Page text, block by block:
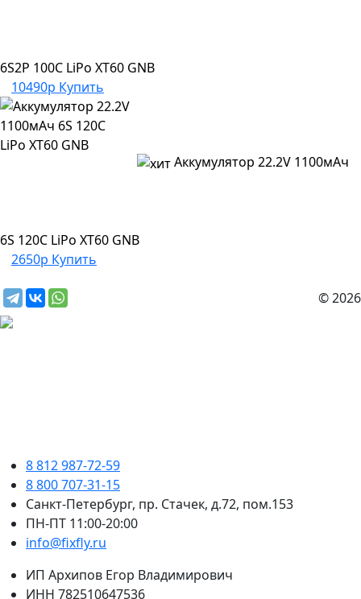
6S2P 100C LiPo XT60 GNB
10490р Купить
Аккумулятор 22.2V 1100мАч
6S 120C LiPo XT60 GNB
2650р Купить
© 2026
8 812 987-72-59
8 800 707-31-15
Санкт-Петербург, пр. Стачек, д.72, пом.153
ПН-ПТ 11:00-20:00
info@fixfly.ru
ИП Архипов Егор Владимирович
ИНН 782510647536